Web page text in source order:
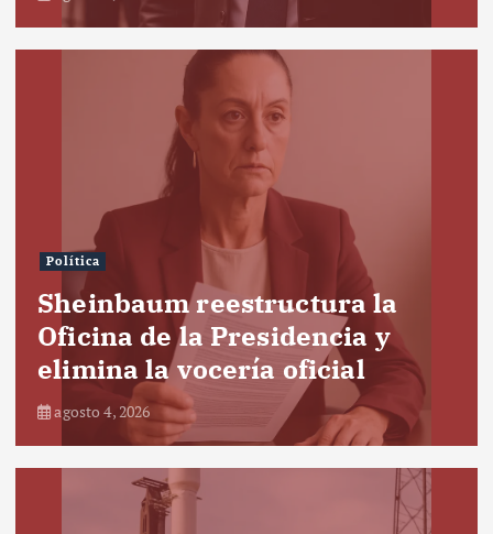
Política
Sheinbaum reestructura la
Oficina de la Presidencia y
elimina la vocería oficial
agosto 4, 2026